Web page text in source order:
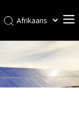
Afrikaans
Italiano
Deutsch